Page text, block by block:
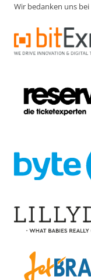
Wir bedanken uns bei